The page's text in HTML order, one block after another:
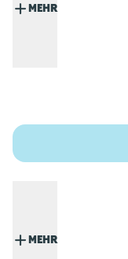
MEHR
MEHR